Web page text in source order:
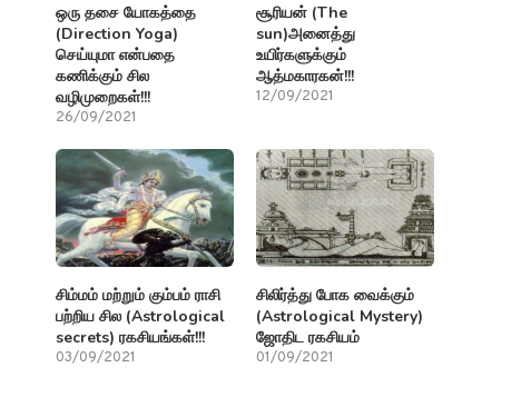
ஒரு தசை யோகத்தை
(Direction Yoga)
செய்யுமா என்பதை
கணிக்கும் சில
வழிமுறைகள்!!!
26/09/2021
சூரியன் (The
sun)அனைத்து
உயிர்களுக்கும்
ஆத்மகாரகன்!!!
12/09/2021
சிம்மம் மற்றும் கும்பம் ராசி
பற்றிய சில (Astrological
secrets) ரகசியங்கள்!!!
03/09/2021
சிலிர்த்து போக வைக்கும்
(Astrological Mystery)
ஜோதிட ரகசியம்
01/09/2021